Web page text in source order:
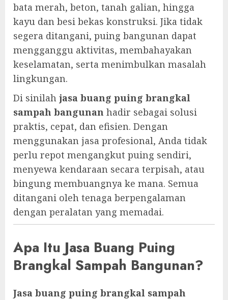
bata merah, beton, tanah galian, hingga
kayu dan besi bekas konstruksi. Jika tidak
segera ditangani, puing bangunan dapat
mengganggu aktivitas, membahayakan
keselamatan, serta menimbulkan masalah
lingkungan.
Di sinilah jasa buang puing brangkal
sampah bangunan hadir sebagai solusi
praktis, cepat, dan efisien. Dengan
menggunakan jasa profesional, Anda tidak
perlu repot mengangkut puing sendiri,
menyewa kendaraan secara terpisah, atau
bingung membuangnya ke mana. Semua
ditangani oleh tenaga berpengalaman
dengan peralatan yang memadai.
Apa Itu Jasa Buang Puing
Brangkal Sampah Bangunan?
Jasa buang puing brangkal sampah